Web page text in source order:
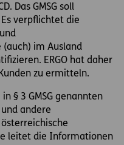
Das GMSG soll
verpflichtet die
im Ausland
ERGO hat daher
zu ermitteln.
§ 3 GMSG genannten
andere
leitet die Informationen